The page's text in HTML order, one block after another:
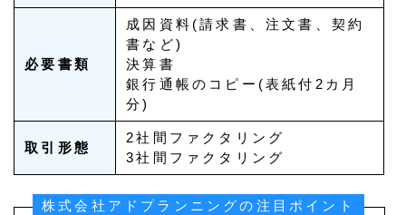
必要書類
成因資料(請求書、注文書、契約
書など)
決算書
銀行通帳のコピー(表紙付2カ月
分)
取引形態
2社間ファクタリング
3社間ファクタリング
株式会社アドプランニングの注目ポイント